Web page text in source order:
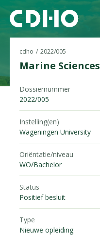
cdho 2022/005
Marine Sciences
Dossiernummer
2022/005
Instelling(en)
Wageningen University
Oriëntatie/niveau
WO/Bachelor
Status
Positief besluit
Type
Nieuwe opleiding